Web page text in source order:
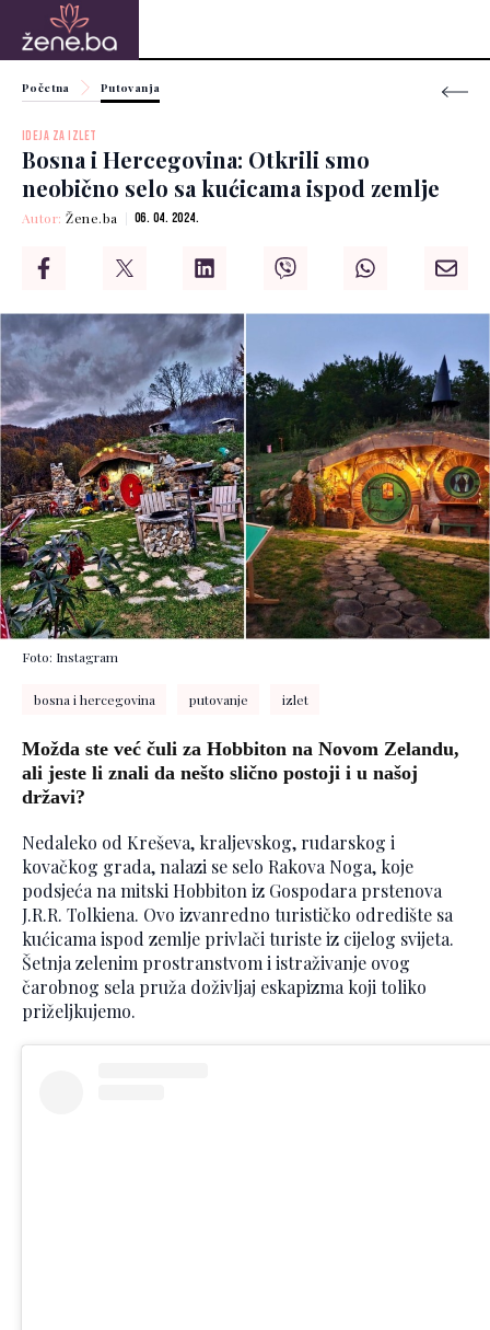
Početna Putovanja
IDEJA ZA IZLET
Bosna i Hercegovina: Otkrili smo
neobično selo sa kućicama ispod zemlje
Autor:Žene.ba 06. 04. 2024.
Foto: Instagram
bosna i hercegovina putovanje izlet
Možda ste već čuli za Hobbiton na Novom Zelandu,
ali jeste li znali da nešto slično postoji i u našoj
državi?
Nedaleko od Kreševa, kraljevskog, rudarskog i
kovačkog grada, nalazi se selo Rakova Noga, koje
podsjeća na mitski Hobbiton iz Gospodara prstenova
J.R.R. Tolkiena. Ovo izvanredno turističko odredište sa
kućicama ispod zemlje privlači turiste iz cijelog svijeta.
Šetnja zelenim prostranstvom i istraživanje ovog
čarobnog sela pruža doživljaj eskapizma koji toliko
priželjkujemo.